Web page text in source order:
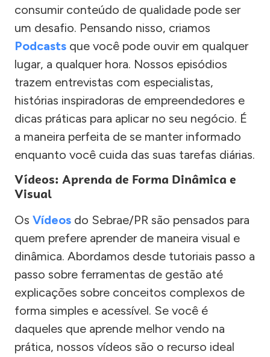
consumir conteúdo de qualidade pode ser
um desafio. Pensando nisso, criamos
Podcasts que você pode ouvir em qualquer
lugar, a qualquer hora. Nossos episódios
trazem entrevistas com especialistas,
histórias inspiradoras de empreendedores e
dicas práticas para aplicar no seu negócio. É
a maneira perfeita de se manter informado
enquanto você cuida das suas tarefas diárias.
Vídeos: Aprenda de Forma Dinâmica e
Visual
Os Vídeos do Sebrae/PR são pensados para
quem prefere aprender de maneira visual e
dinâmica. Abordamos desde tutoriais passo a
passo sobre ferramentas de gestão até
explicações sobre conceitos complexos de
forma simples e acessível. Se você é
daqueles que aprende melhor vendo na
prática, nossos vídeos são o recurso ideal